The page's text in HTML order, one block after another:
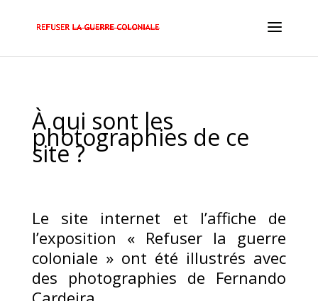
À qui sont les
photographies de ce
site ?
Le site internet et l’affiche de
l’exposition « Refuser la guerre
coloniale » ont été illustrés avec
des photographies de Fernando